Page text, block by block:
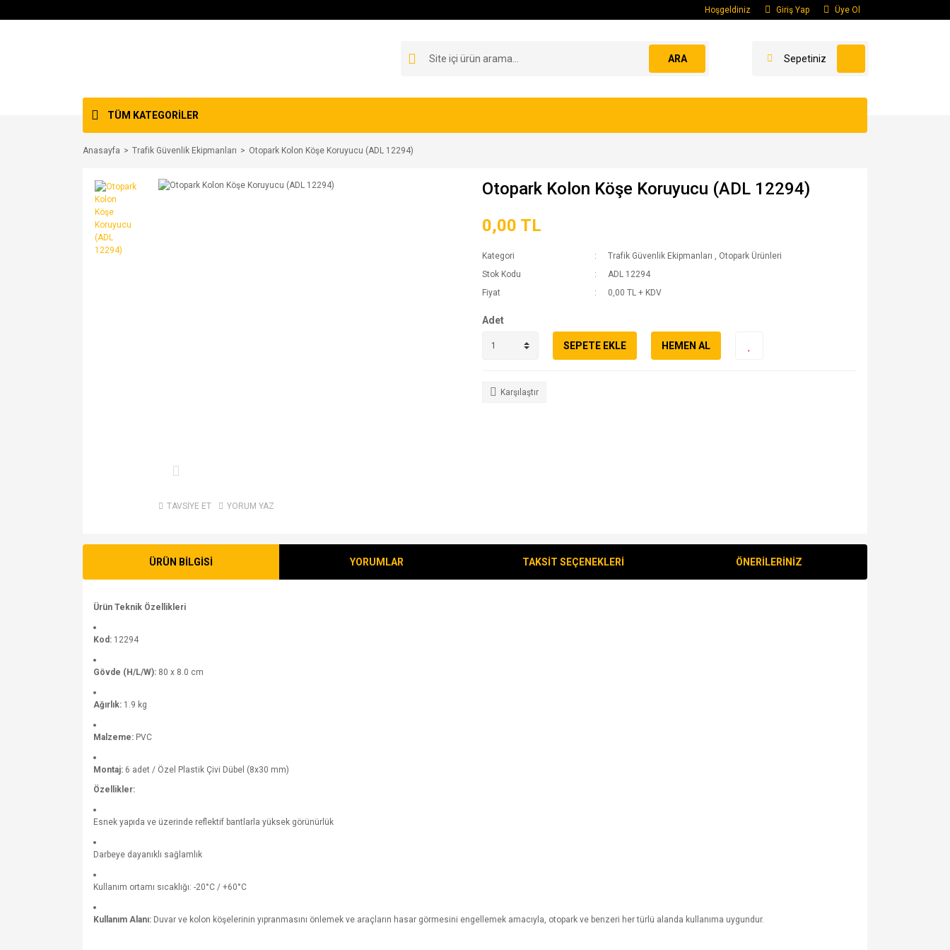
Hoşgeldiniz Giriş Yap Üye Ol
ARA Sepetiniz
TÜM KATEGORİLER
Anasayfa Trafik Güvenlik Ekipmanları Otopark Kolon Köşe Koruyucu (ADL 12294)
TAVSİYE ET YORUM YAZ
Otopark Kolon Köşe Koruyucu (ADL 12294)
0,00 TL
Kategori Trafik Güvenlik Ekipmanları , Otopark Ürünleri
Stok Kodu
ADL 12294
Fiyat
0,00 TL + KDV
Adet
SEPETE EKLE HEMEN AL
Karşılaştır
ÜRÜN BİLGİSİ YORUMLAR TAKSİT SEÇENEKLERİ ÖNERİLERİNİZ
Ürün Teknik Özellikleri
Kod: 12294
Gövde (H/L/W): 80 x 8.0 cm
Ağırlık: 1.9 kg
Malzeme: PVC
Montaj: 6 adet / Özel Plastik Çivi Dübel (8x30 mm)
Özellikler:
Esnek yapıda ve üzerinde reflektif bantlarla yüksek görünürlük
Darbeye dayanıklı sağlamlık
Kullanım ortamı sıcaklığı: -20°C / +60°C
Kullanım Alanı: Duvar ve kolon köşelerinin yıpranmasını önlemek ve araçların hasar görmesini engellemek amacıyla, otopark ve benzeri her türlü alanda kullanıma uygundur.